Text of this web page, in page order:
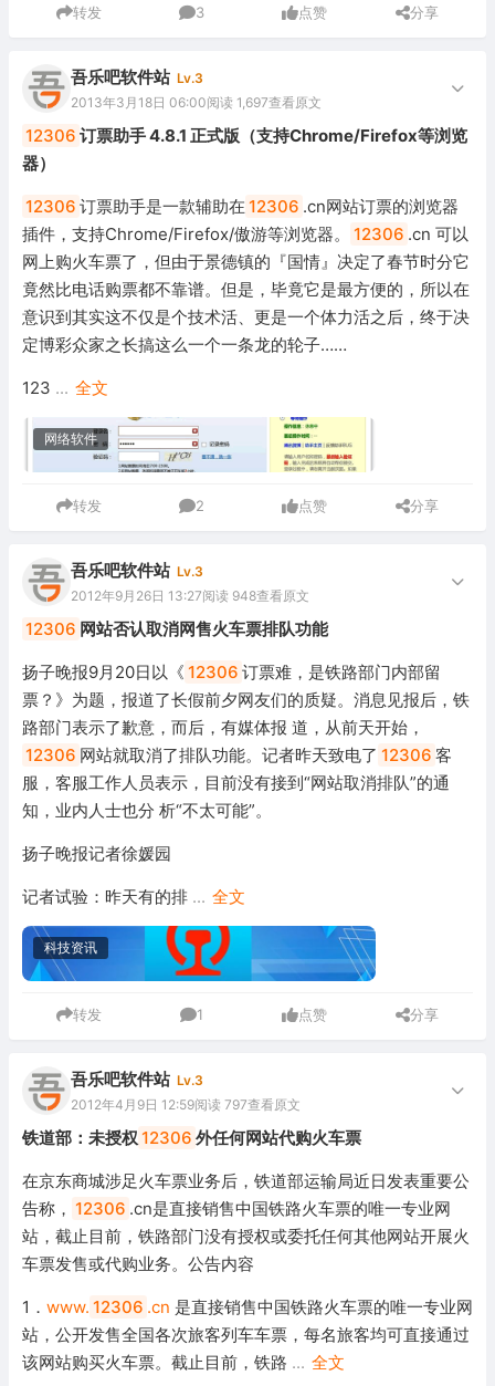
转发 3 点赞 分享
吾乐吧软件站 Lv.3
2013年3月18日 06:00阅读 1,697查看原文
12306 订票助手 4.8.1 正式版（支持Chrome/Firefox等浏览
器）
12306 订票助手是一款辅助在 12306 .cn网站订票的浏览器
插件，支持Chrome/Firefox/傲游等浏览器。
12306 .cn 可以
网上购火车票了，但由于景德镇的『国情』决定了春节时分它
竟然比电话购票都不靠谱。但是，毕竟它是最方便的，所以在
意识到其实这不仅是个技术活、更是一个体力活之后，终于决
定博彩众家之长搞这么一个一条龙的轮子……
123 ... 全文
网络软件
转发 2 点赞 分享
吾乐吧软件站 Lv.3
2012年9月26日 13:27阅读 948查看原文
12306 网站否认取消网售火车票排队功能
扬子晚报9月20日以《 12306 订票难，是铁路部门内部留
票？》为题，报道了长假前夕网友们的质疑。消息见报后，铁
路部门表示了歉意，而后，有媒体报 道，从前天开始，
12306 网站就取消了排队功能。记者昨天致电了 12306 客
服，客服工作人员表示，目前没有接到“网站取消排队”的通
知，业内人士也分 析“不太可能”。
扬子晚报记者徐媛园
记者试验：昨天有的排 ... 全文
科技资讯
转发 1 点赞 分享
吾乐吧软件站 Lv.3
2012年4月9日 12:59阅读 797查看原文
铁道部：未授权12306 外任何网站代购火车票
在京东商城涉足火车票业务后，铁道部运输局近日发表重要公
告称， 12306 .cn是直接销售中国铁路火车票的唯一专业网
站，截止目前，铁路部门没有授权或委托任何其他网站开展火
车票发售或代购业务。公告内容
1． www. 12306 .cn 是直接销售中国铁路火车票的唯一专业网
站，公开发售全国各次旅客列车车票，每名旅客均可直接通过
该网站购买火车票。截止目前，铁路 ... 全文